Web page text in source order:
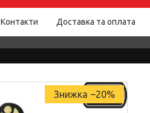
Контакти Доставка та оплата
–20%